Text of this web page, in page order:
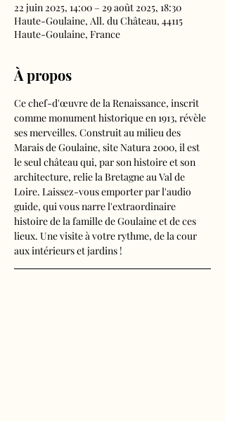
22 juin 2025, 14:00 – 29 août 2025, 18:30
Haute-Goulaine, All. du Château, 44115
Haute-Goulaine, France
À propos
Ce chef-d'œuvre de la Renaissance, inscrit
comme monument historique en 1913, révèle
ses merveilles. Construit au milieu des
Marais de Goulaine, site Natura 2000, il est
le seul château qui, par son histoire et son
architecture, relie la Bretagne au Val de
Loire. Laissez-vous emporter par l'audio
guide, qui vous narre l'extraordinaire
histoire de la famille de Goulaine et de ces
lieux. Une visite à votre rythme, de la cour
aux intérieurs et jardins !